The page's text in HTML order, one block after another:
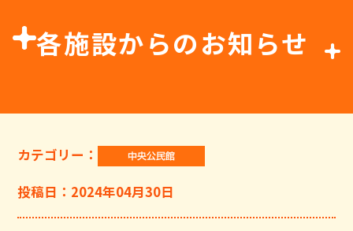
各施設からのお知らせ
カテゴリー：
投稿日：2024年04月30日